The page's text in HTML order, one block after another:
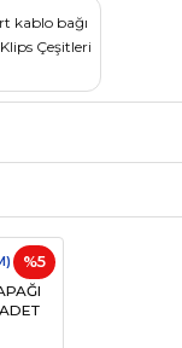
kablo bağı
Çeşitleri
%5